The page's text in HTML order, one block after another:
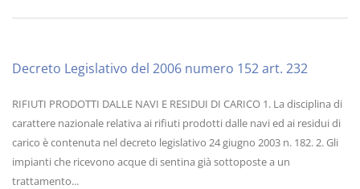
Decreto Legislativo del 2006 numero 152 art. 232
RIFIUTI PRODOTTI DALLE NAVI E RESIDUI DI CARICO 1. La disciplina di
carattere nazionale relativa ai rifiuti prodotti dalle navi ed ai residui di
carico è contenuta nel decreto legislativo 24 giugno 2003 n. 182. 2. Gli
impianti che ricevono acque di sentina già sottoposte a un
trattamento...